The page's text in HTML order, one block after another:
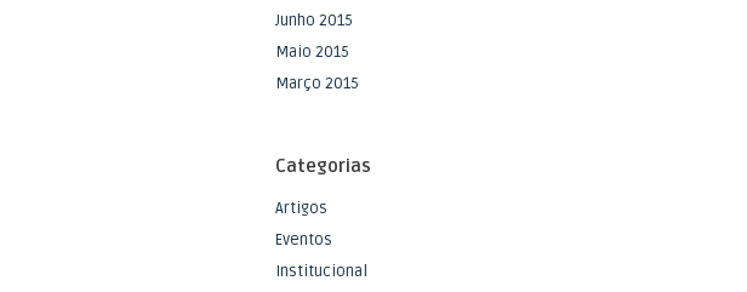
Junho 2015
Maio 2015
Março 2015
Categorias
Artigos
Eventos
Institucional